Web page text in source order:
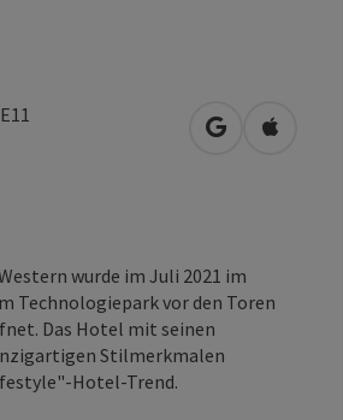
in Google
in
wurde im Juli 2021 im
Technologiepark vor den Toren
Das Hotel mit seinen
Stilmerkmalen
Hotel-Trend.